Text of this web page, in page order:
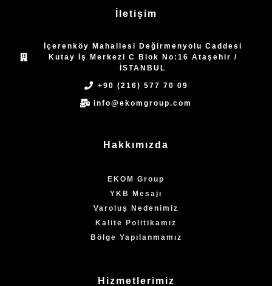
İletişim
İçerenköy Mahallesi Değirmenyolu Caddesi
Kutay İş Merkezi C Blok No:16 Ataşehir /
İSTANBUL
+90 (216) 577 70 09
info@ekomgroup.com
Hakkımızda
EKOM Group
YKB Mesajı
Varoluş Nedenimiz
Kalite Politikamız
Bölge Yapılanmamız
Hizmetlerimiz